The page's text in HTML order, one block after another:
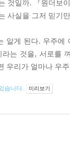
것일까. 『원더보
사실을 그저 믿기
알게 된다. 우주에
라는 것을, 서로를
우리가 얼마나 우
습니다. 미리보기